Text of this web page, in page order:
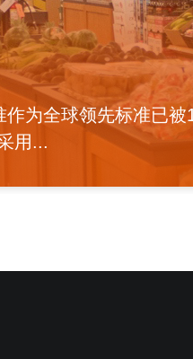
球性的公司社会责任
...